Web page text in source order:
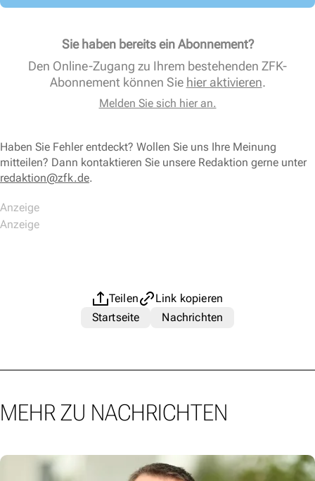
Sie haben bereits ein Abonnement?
Den Online-Zugang zu Ihrem bestehenden ZFK-
Abonnement können Sie hier aktivieren.
Melden Sie sich hier an.
Haben Sie Fehler entdeckt? Wollen Sie uns Ihre Meinung
mitteilen? Dann kontaktieren Sie unsere Redaktion gerne unter
redaktion@zfk.de.
Teilen
Link kopieren
Startseite
Nachrichten
MEHR ZU NACHRICHTEN